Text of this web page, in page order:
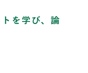
を学び、論